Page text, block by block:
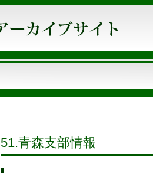
51.青森支部情報